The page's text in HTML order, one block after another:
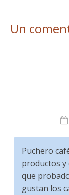
Un
Puchero
productos y
que
gustan los